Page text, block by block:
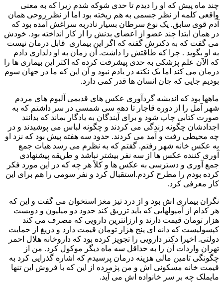
چند ماه پیش که او را دیدم تا حدی شوکه شدم زیرا که به معنی
واقعی کلمه از نظر جسمی به هم ریخته بود اما از نظر روحی همان
آدم قوی سابق. یک نوع سرطان بسیار نادربه سراغش آمده بود که
در همان ابتدا چند عضو از اعضای بدنش را از کار انداخته بود. خودش
می گفت که به دکترش گفته که اگر این بیماری قابل درمان نیست
به او بگوید . چرا که طاقتش را داشت. آن زمان به او دلداری دادم
که الآن علم پزشکی به حدی پیشرفت کرده که اکثر این بیماری ها را
درمان می کند اما یک نکته در یادم نبود و آن این که ما در جهان سوم
بودیم جایی که جان انسان ها قدر کمی دارد.
ماهها بود که اندیشه گردآوری عکس های قدیمی آلبوم های مردم
شهر آمل را از دوره قاجار تا دهه سی شمسی در سر داشتم که به
صورت کتابی چاپ شود و برای آیندگان به یادگار بماند که بدانند
اجدادشان چگونه زندگی می کردند و چگونه لباس می پوشیدند و در
چه محیطی رفت و آمد می کردند. حدود سه هفته پیش بود که نزد او
به عکس خانه شهر رفتم. گفتم که به نظرم می رسد هیات جمع
آوری کننده عکس ها از سه نفر بیشتر نباشد و طریقه پیشنهادی
جمع آوری و دسترسی به عکس ها و کلاً هر چه که در این مورد فکر
کرده بودم را مطرح کردم.استقبال کرد و نفر سومی را هم برای این
کار معرفی کرد.
نگران بیماری اش بود و از درد تیز مغز استخوان می گفت و این که
هر کدام از آمپولهایی که باید تزریق کند حدود دو میلیون و دویست
هزار تومان قیمت دارند و ارزانترین دارویی که مصرف می کند
کپسولیست که دانه ای پنج هزار تومان قیمت دارد و دریغ از حمایت
دولتی. اخیرا دکتر دارویی را تجویز کرده بود که داروخانه هلال احمر
تهران واردات آن را به حداقل سه ماه دیگر موکول کرد. من از
چگونگی تامین مالی هزینه درمان پرسیدم که اشاره گذرایی کرد به
قیمت خانه مسکونی اش و من پژمرده از این که با فروش این تنها
مایملک چه بر سر خانواده اش می آید.